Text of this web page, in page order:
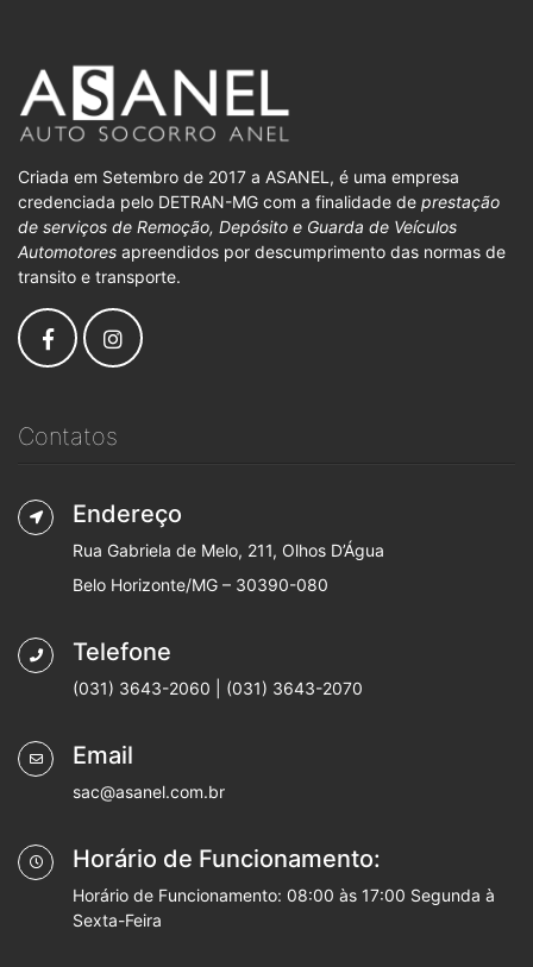
Criada em Setembro de 2017 a ASANEL, é uma empresa
credenciada pelo DETRAN-MG com a finalidade de prestação
de serviços de Remoção, Depósito e Guarda de Veículos
Automotores apreendidos por descumprimento das normas de
transito e transporte.
Contatos
Endereço
Rua Gabriela de Melo, 211, Olhos D’Água
Belo Horizonte/MG – 30390-080
Telefone
(031) 3643-2060 | (031) 3643-2070
Email
sac@asanel.com.br
Horário de Funcionamento:
Horário de Funcionamento: 08:00 às 17:00 Segunda à
Sexta-Feira